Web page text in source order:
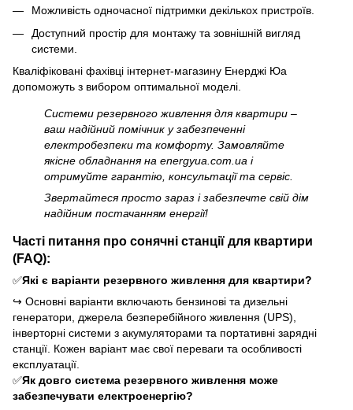
Можливість одночасної підтримки декількох пристроїв.
Доступний простір для монтажу та зовнішній вигляд
системи.
Кваліфіковані фахівці інтернет-магазину Енерджі Юа
допоможуть з вибором оптимальної моделі.
Системи резервного живлення для квартири –
ваш надійний помічник у забезпеченні
електробезпеки та комфорту. Замовляйте
якісне обладнання на energyua.com.ua і
отримуйте гарантію, консультації та сервіс.
Звертайтеся просто зараз і забезпечте свій дім
надійним постачанням енергії!
Часті питання про сонячні станції для квартири
(FAQ):
✅Які є варіанти резервного живлення для квартири?
↪ Основні варіанти включають бензинові та дизельні
генератори, джерела безперебійного живлення (UPS),
інверторні системи з акумуляторами та портативні зарядні
станції. Кожен варіант має свої переваги та особливості
експлуатації.
✅Як довго система резервного живлення може
забезпечувати електроенергію?